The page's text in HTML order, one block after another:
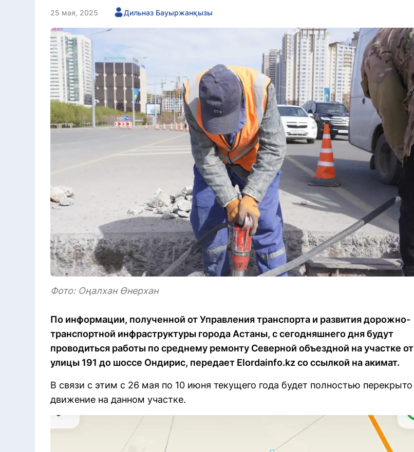
25 мая, 2025 Дильназ Бауыржанқызы
Фото: Оңалхан Өнерхан
По информации, полученной от Управления транспорта и развития дорожно-
транспортной инфраструктуры города Астаны, с сегодняшнего дня будут
проводиться работы по среднему ремонту Северной объездной на участке от
улицы 191 до шоссе Ондирис, передает Elordainfo.kz со ссылкой на акимат.
В связи с этим с 26 мая по 10 июня текущего года будет полностью перекрыто
движение на данном участке.